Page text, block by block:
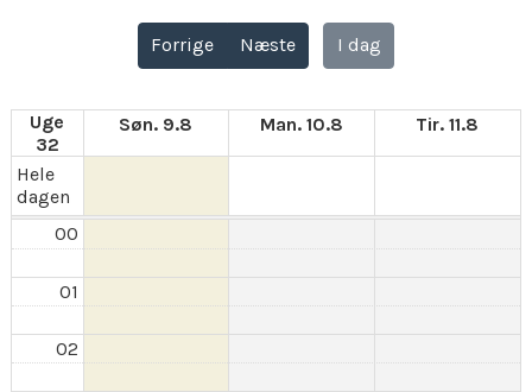
Forrige Næste I dag
Uge
32
Søn. 9.8 Man. 10.8 Tir. 11.8
Hele
dagen
00
01
02